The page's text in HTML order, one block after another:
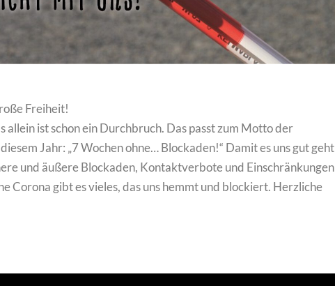
Freiheit!
ist schon ein Durchbruch. Das passt zum Motto der
Jahr: „7 Wochen ohne… Blockaden!“ Damit es uns gut geht
und äußere Blockaden, Kontaktverbote und Einschränkungen
Corona gibt es vieles, das uns hemmt und blockiert. Herzliche